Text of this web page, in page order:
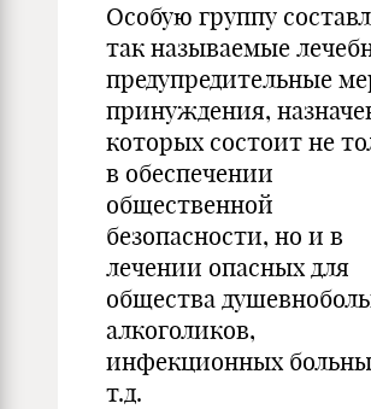
Особую группу
так называемые
предупредительные
принуждения,
которых состоит не
в обеспечении
общественной
безопасности, но и в
лечении опасных для
общества
алкоголиков,
инфекционных
т.д.